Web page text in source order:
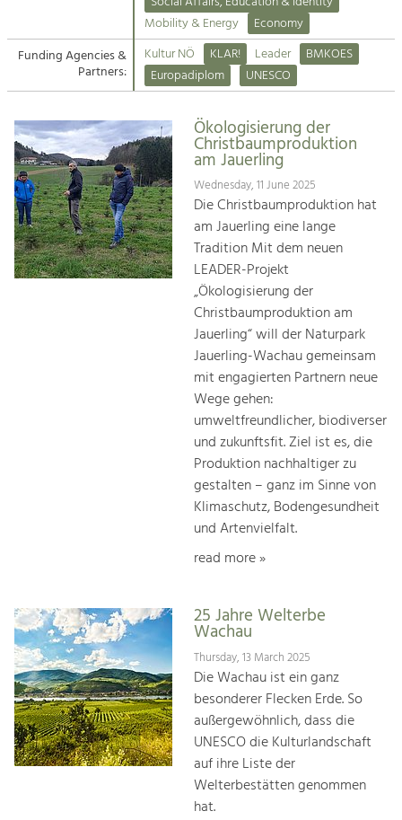
Suche
Impressum
Kontakt
Tourism
Offer Development and Positioning
Art & Culture
Crafts, Science and Research.
Social Affairs, Education
& Identity
Equality, Youth and Integration.
Climate Change, Public Transport and
Increase in Regional Value Added.
Mobility & Energy
Economy
Funding Agencies &
Partners:
Kultur NÖ KLAR! Leader
BMKOES
Europadiplom
UNESCO
Ökologisierung der
Christbaumproduktion
am Jauerling
Wednesday, 11 June 2025
Die Christbaumproduktion hat
am Jauerling eine lange
Tradition Mit dem neuen
LEADER-Projekt
„Ökologisierung der
Christbaumproduktion am
Jauerling“ will der Naturpark
Jauerling-Wachau gemeinsam
mit engagierten Partnern neue
Wege gehen:
umweltfreundlicher, biodiverser
und zukunftsfit. Ziel ist es, die
Produktion nachhaltiger zu
gestalten – ganz im Sinne von
Klimaschutz, Bodengesundheit
und Artenvielfalt.
read more »
25 Jahre Welterbe
Wachau
Thursday, 13 March 2025
Die Wachau ist ein ganz
besonderer Flecken Erde. So
außergewöhnlich, dass die
UNESCO die Kulturlandschaft
auf ihre Liste der
Welterbestätten genommen
hat.